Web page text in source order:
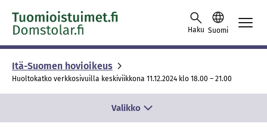
Skip to content -saavutettavuusohje
Haku Suomi
Itä-Suomen hovioikeus
Huoltokatko verkkosivuilla keskiviikkona 11.12.2024 klo 18.00 – 21.00
Valikko